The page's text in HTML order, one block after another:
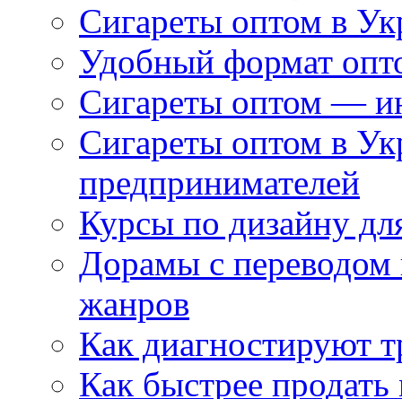
Сигареты оптом в
Удобный формат
Сигареты оптом —
Сигареты оптом в
предпринимателей
Курсы по дизайну
Дорамы с переводом
жанров
Как диагностируют
Как быстрее